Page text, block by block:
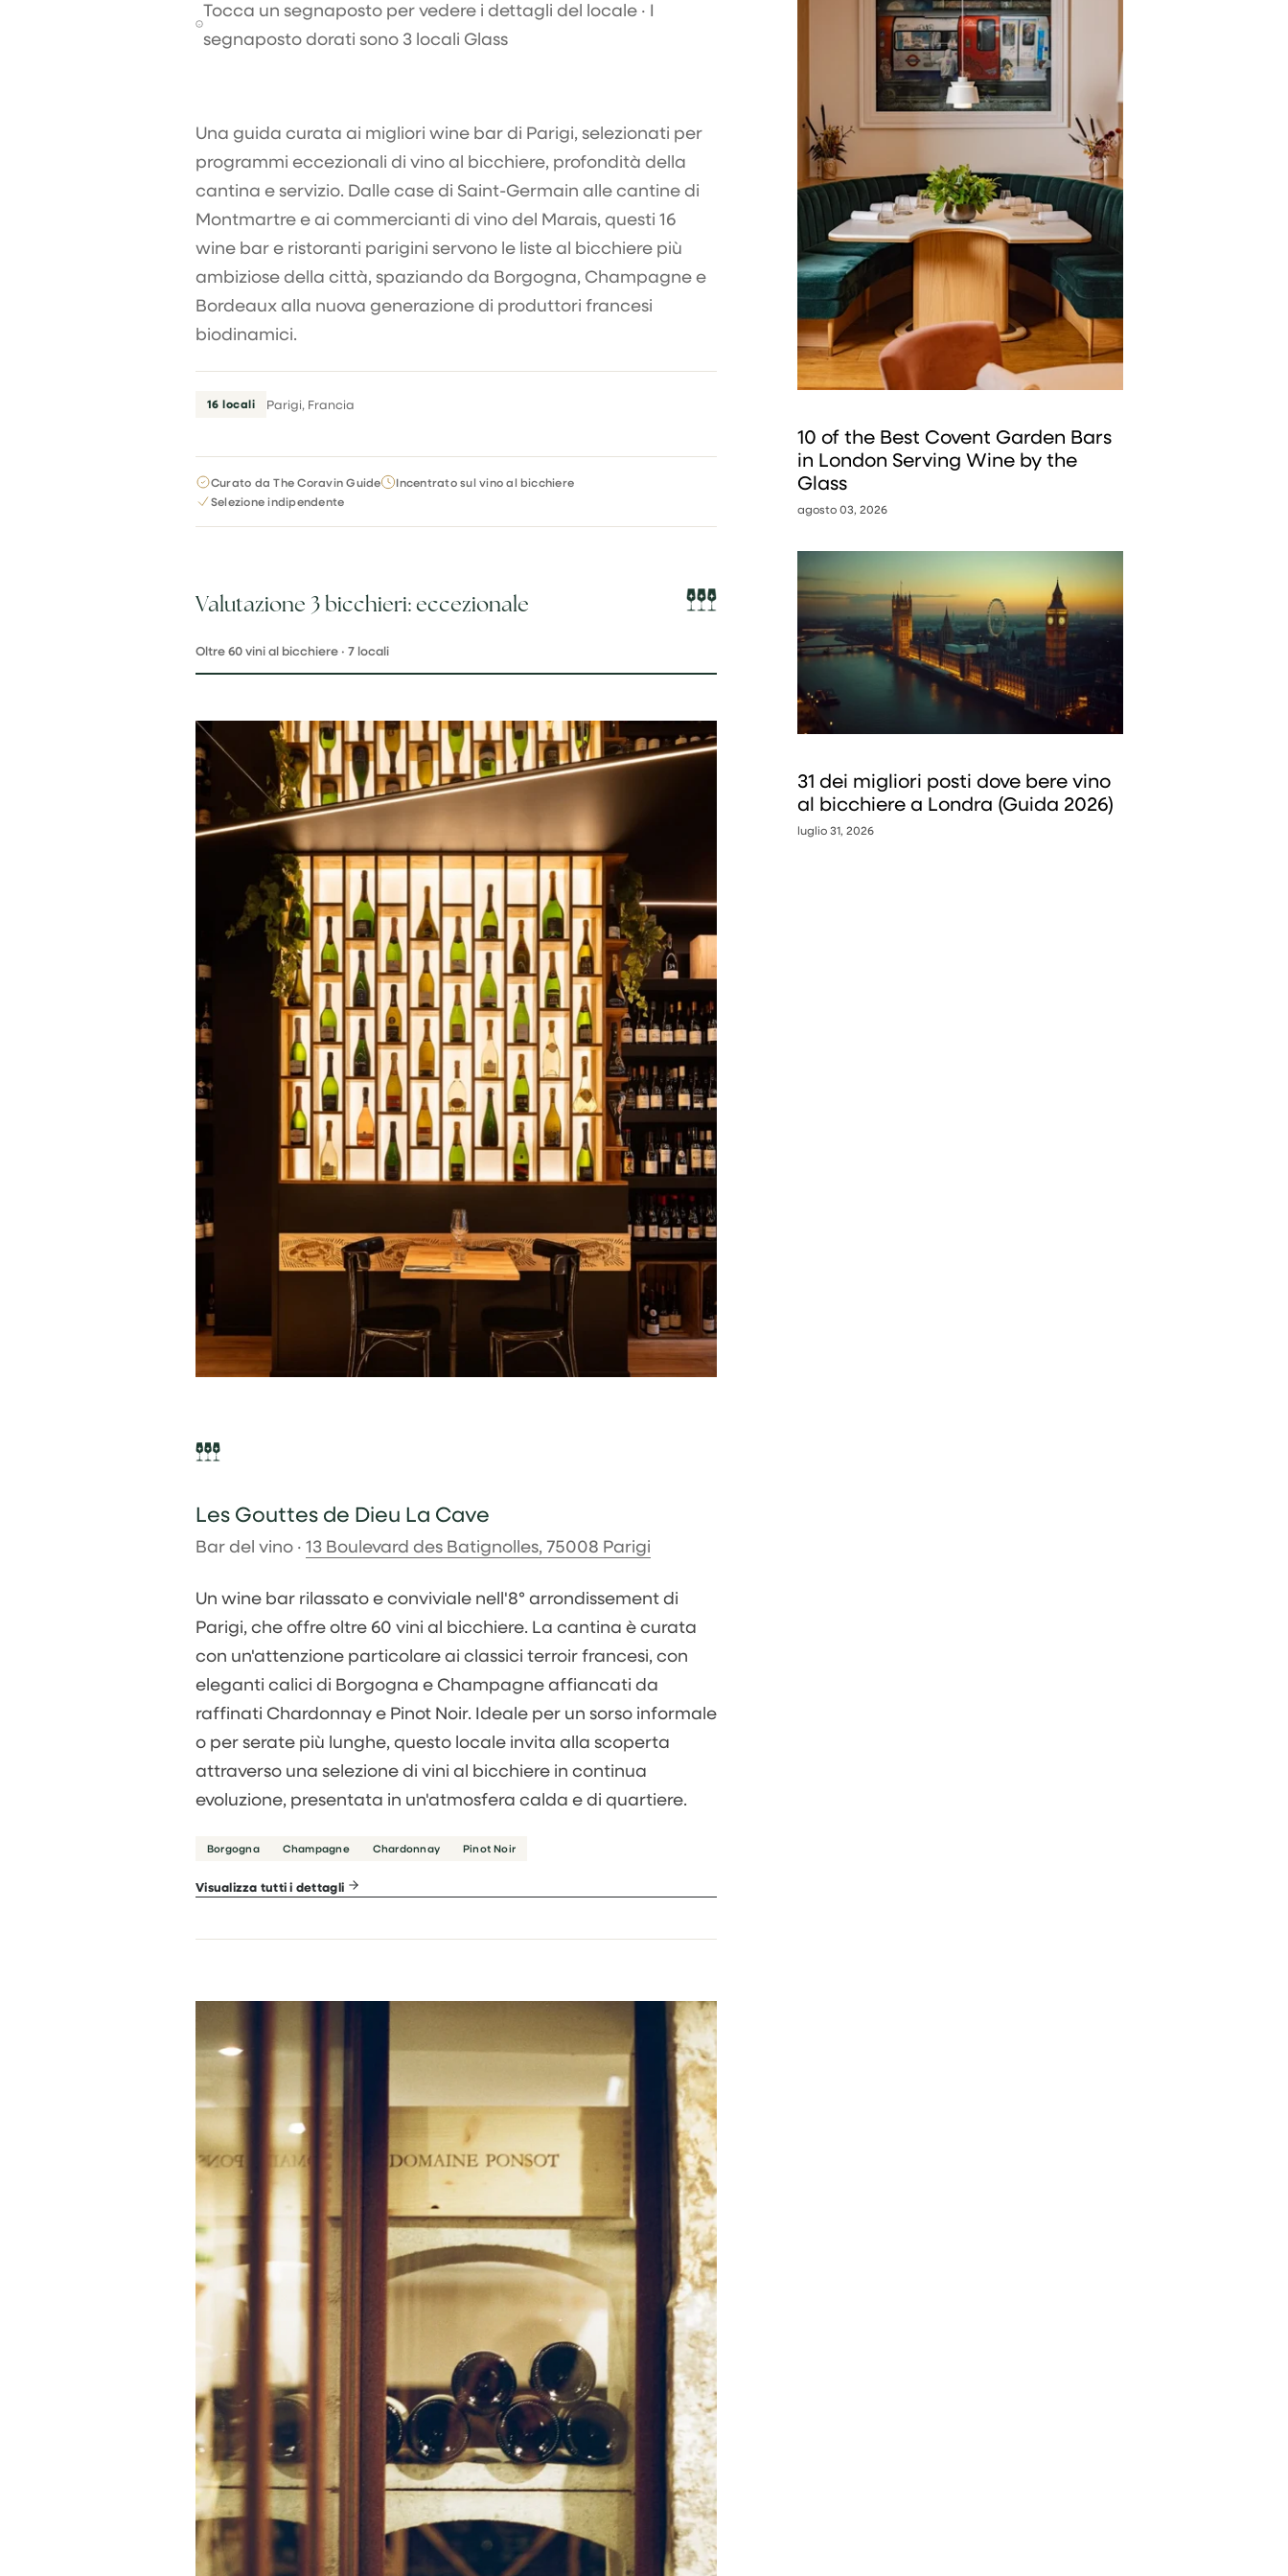
Tocca un segnaposto per vedere i dettagli del locale · I
segnaposto dorati sono 3 locali Glass
Una guida curata ai migliori wine bar di Parigi, selezionati per
programmi eccezionali di vino al bicchiere, profondità della
cantina e servizio. Dalle case di Saint-Germain alle cantine di
Montmartre e ai commercianti di vino del Marais, questi 16
wine bar e ristoranti parigini servono le liste al bicchiere più
ambiziose della città, spaziando da Borgogna, Champagne e
Bordeaux alla nuova generazione di produttori francesi
biodinamici.
16 locali Parigi, Francia
Curato da The Coravin Guide
Incentrato sul vino al bicchiere
Selezione indipendente
Valutazione 3 bicchieri: eccezionale
Oltre 60 vini al bicchiere · 7 locali
Les Gouttes de Dieu La Cave
Bar del vino · 13 Boulevard des Batignolles, 75008 Parigi
Un wine bar rilassato e conviviale nell'8° arrondissement di
Parigi, che offre oltre 60 vini al bicchiere. La cantina è curata
con un'attenzione particolare ai classici terroir francesi, con
eleganti calici di Borgogna e Champagne affiancati da
raffinati Chardonnay e Pinot Noir. Ideale per un sorso informale
o per serate più lunghe, questo locale invita alla scoperta
attraverso una selezione di vini al bicchiere in continua
evoluzione, presentata in un'atmosfera calda e di quartiere.
Borgogna Champagne Chardonnay Pinot Noir
Visualizza tutti i dettagli
10 of the Best Covent Garden Bars
in London Serving Wine by the
Glass
agosto 03, 2026
31 dei migliori posti dove bere vino
al bicchiere a Londra (Guida 2026)
luglio 31, 2026